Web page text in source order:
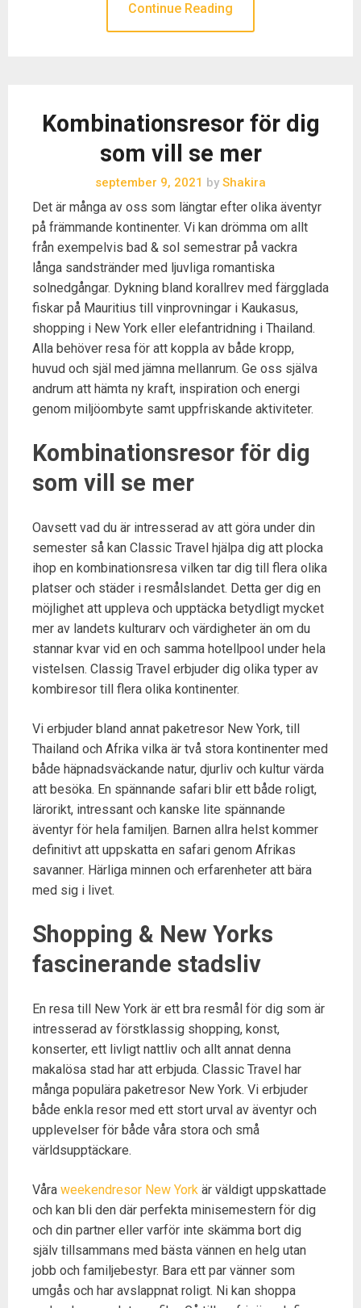
Continue Reading
Kombinationsresor för dig
som vill se mer
september 9, 2021 by Shakira
Det är många av oss som längtar efter olika äventyr
på främmande kontinenter. Vi kan drömma om allt
från exempelvis bad & sol semestrar på vackra
långa sandstränder med ljuvliga romantiska
solnedgångar. Dykning bland korallrev med färgglada
fiskar på Mauritius till vinprovningar i Kaukasus,
shopping i New York eller elefantridning i Thailand.
Alla behöver resa för att koppla av både kropp,
huvud och själ med jämna mellanrum. Ge oss själva
andrum att hämta ny kraft, inspiration och energi
genom miljöombyte samt uppfriskande aktiviteter.
Kombinationsresor för dig
som vill se mer
Oavsett vad du är intresserad av att göra under din
semester så kan Classic Travel hjälpa dig att plocka
ihop en kombinationsresa vilken tar dig till flera olika
platser och städer i resmålslandet. Detta ger dig en
möjlighet att uppleva och upptäcka betydligt mycket
mer av landets kulturarv och värdigheter än om du
stannar kvar vid en och samma hotellpool under hela
vistelsen. Classig Travel erbjuder dig olika typer av
kombiresor till flera olika kontinenter.
Vi erbjuder bland annat paketresor New York, till
Thailand och Afrika vilka är två stora kontinenter med
både häpnadsväckande natur, djurliv och kultur värda
att besöka. En spännande safari blir ett både roligt,
lärorikt, intressant och kanske lite spännande
äventyr för hela familjen. Barnen allra helst kommer
definitivt att uppskatta en safari genom Afrikas
savanner. Härliga minnen och erfarenheter att bära
med sig i livet.
Shopping & New Yorks
fascinerande stadsliv
En resa till New York är ett bra resmål för dig som är
intresserad av förstklassig shopping, konst,
konserter, ett livligt nattliv och allt annat denna
makalösa stad har att erbjuda. Classic Travel har
många populära paketresor New York. Vi erbjuder
både enkla resor med ett stort urval av äventyr och
upplevelser för både våra stora och små
världsupptäckare.
Våra weekendresor New York är väldigt uppskattade
och kan bli den där perfekta minisemestern för dig
och din partner eller varför inte skämma bort dig
själv tillsammans med bästa vännen en helg utan
jobb och familjebestyr. Bara ett par vänner som
umgås och har avslappnat roligt. Ni kan shoppa